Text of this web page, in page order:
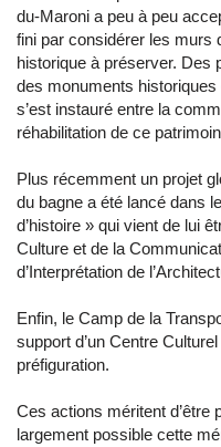
du-Maroni a peu à peu
fini par considérer les murs
historique à préserver. Des
des monuments
s’est instauré entre la
réhabilitation de ce
Plus récemment un projet
du bagne a été lancé dans
d’histoire » qui vient de lui
Culture et de la
d’Interprétation de
Enfin, le Camp de la
support d’un Centre
préfiguration.
Ces actions méritent d’être
largement possible cette